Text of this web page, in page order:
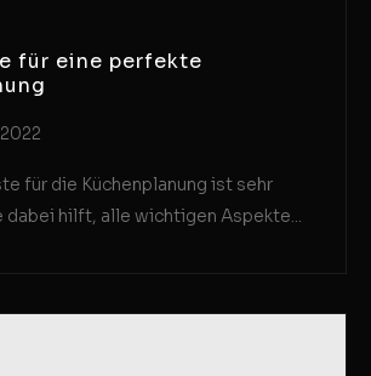
für eine perfekte
für die Küchenplanung ist sehr
dabei hilft, alle wichtigen Aspekte...